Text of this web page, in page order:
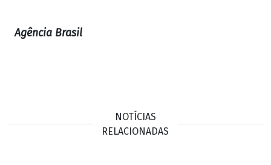
Agência Brasil
NOTÍCIAS
RELACIONADAS